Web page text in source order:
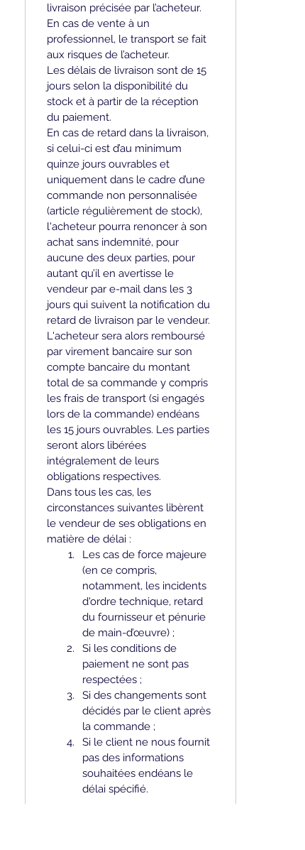
livraison précisée par l’acheteur.
En cas de vente à un
professionnel, le transport se fait
aux risques de l’acheteur.
Les délais de livraison sont de 15
jours selon la disponibilité du
stock et à partir de la réception
du paiement.
En cas de retard dans la livraison,
si celui-ci est d’au minimum
quinze jours ouvrables et
uniquement dans le cadre d’une
commande non personnalisée
(article régulièrement de stock),
l'acheteur pourra renoncer à son
achat sans indemnité, pour
aucune des deux parties, pour
autant qu’il en avertisse le
vendeur par e-mail dans les 3
jours qui suivent la notification du
retard de livraison par le vendeur.
L'acheteur sera alors remboursé
par virement bancaire sur son
compte bancaire du montant
total de sa commande y compris
les frais de transport (si engagés
lors de la commande) endéans
les 15 jours ouvrables. Les parties
seront alors libérées
intégralement de leurs
obligations respectives.
Dans tous les cas, les
circonstances suivantes libèrent
le vendeur de ses obligations en
matière de délai :
Les cas de force majeure
(en ce compris,
notamment, les incidents
d'ordre technique, retard
du fournisseur et pénurie
de main-d’œuvre) ;
Si les conditions de
paiement ne sont pas
respectées ;
Si des changements sont
décidés par le client après
la commande ;
Si le client ne nous fournit
pas des informations
souhaitées endéans le
délai spécifié.